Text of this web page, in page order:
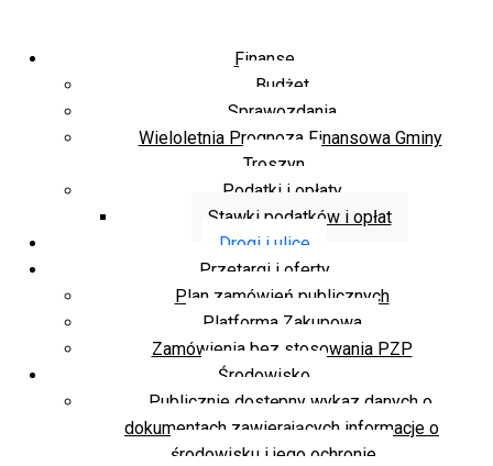
Finanse
Budżet
Sprawozdania
Wieloletnia Prognoza Finansowa Gminy
Troszyn
Podatki i opłaty
Stawki podatków i opłat
Drogi i ulice
Przetargi i oferty
Plan zamówień publicznych
Platforma Zakupowa
Zamówienia bez stosowania PZP
Środowisko
Publicznie dostępny wykaz danych o
dokumentach zawierających informacje o
środowisku i jego ochronie